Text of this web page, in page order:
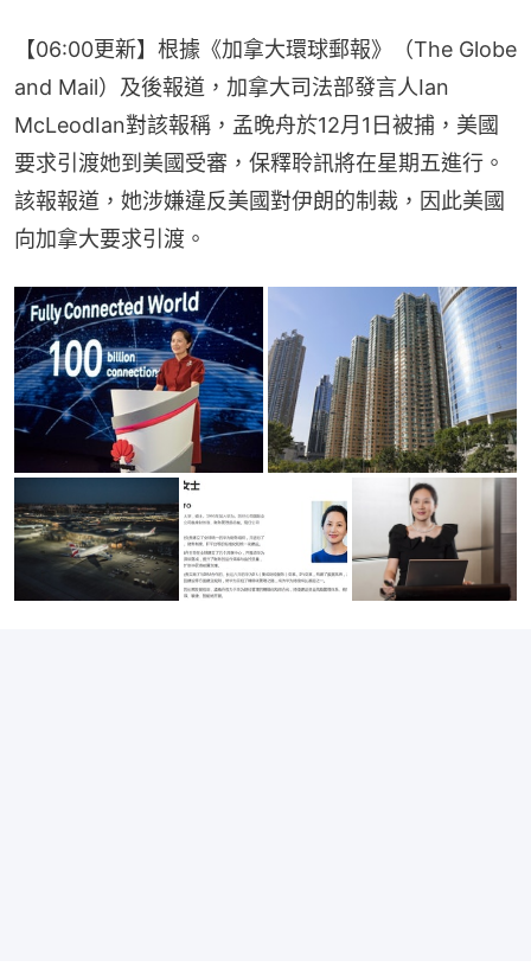
【06:00更新】根據《加拿大環球郵報》（The Globe
and Mail）及後報道，加拿大司法部發言人Ian
McLeodIan對該報稱，孟晚舟於12月1日被捕，美國
要求引渡她到美國受審，保釋聆訊將在星期五進行。
該報報道，她涉嫌違反美國對伊朗的制裁，因此美國
向加拿大要求引渡。